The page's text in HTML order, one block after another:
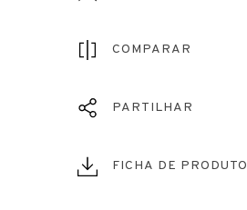
COMPARAR
PARTILHAR
FICHA DE PRODUTO